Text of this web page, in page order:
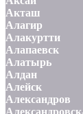
Акташ
Алагир
Алакуртти
Алапаевск
Алатырь
Алдан
Алейск
Александров